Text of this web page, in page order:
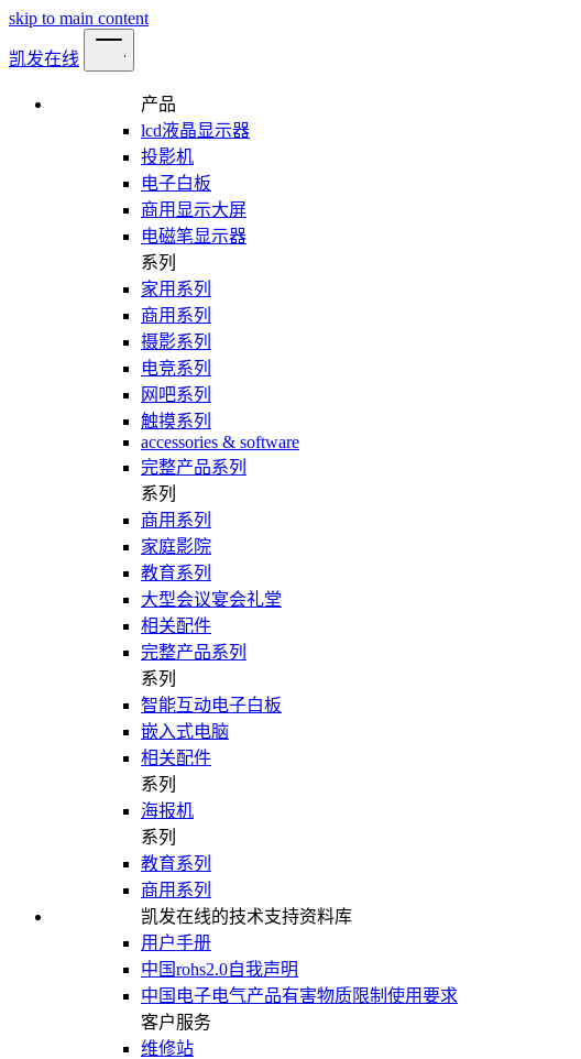
skip to main content
凯发在线
产品
lcd液晶显示器
投影机
电子白板
商用显示大屏
电磁笔显示器
系列
家用系列
商用系列
摄影系列
电竞系列
网吧系列
触摸系列
accessories & software
完整产品系列
系列
商用系列
家庭影院
教育系列
大型会议宴会礼堂
相关配件
完整产品系列
系列
智能互动电子白板
嵌入式电脑
相关配件
系列
海报机
系列
教育系列
商用系列
凯发在线的技术支持资料库
用户手册
中国rohs2.0自我声明
中国电子电气产品有害物质限制使用要求
客户服务
维修站